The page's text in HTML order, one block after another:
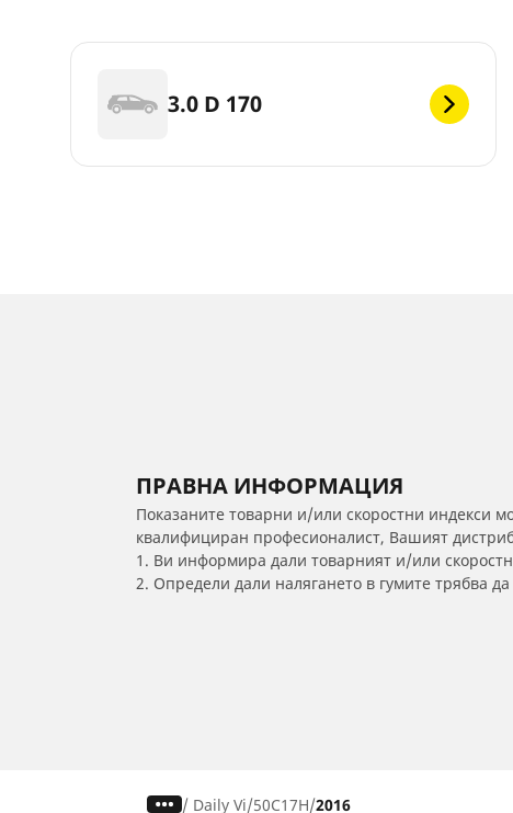
3.0 D 170
ПРАВНА ИНФОРМАЦИЯ
Показаните товарни и/или скоростни индекси
квалифициран професионалист, Вашият
1. Ви информира дали товарният и/или
2. Определи дали налягането в гумите трябва
/ Daily Vi 50C17H 2016